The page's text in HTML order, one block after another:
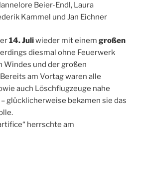
Beier-Endl, Laura
Kammel und Jan Eichner
14. Juliwieder mit einem großen
diesmal ohne Feuerwerk
Windes und der großen
am Vortag waren alle
auch Löschflugzeuge nahe
glücklicherweise bekamen sie das
herrschte am